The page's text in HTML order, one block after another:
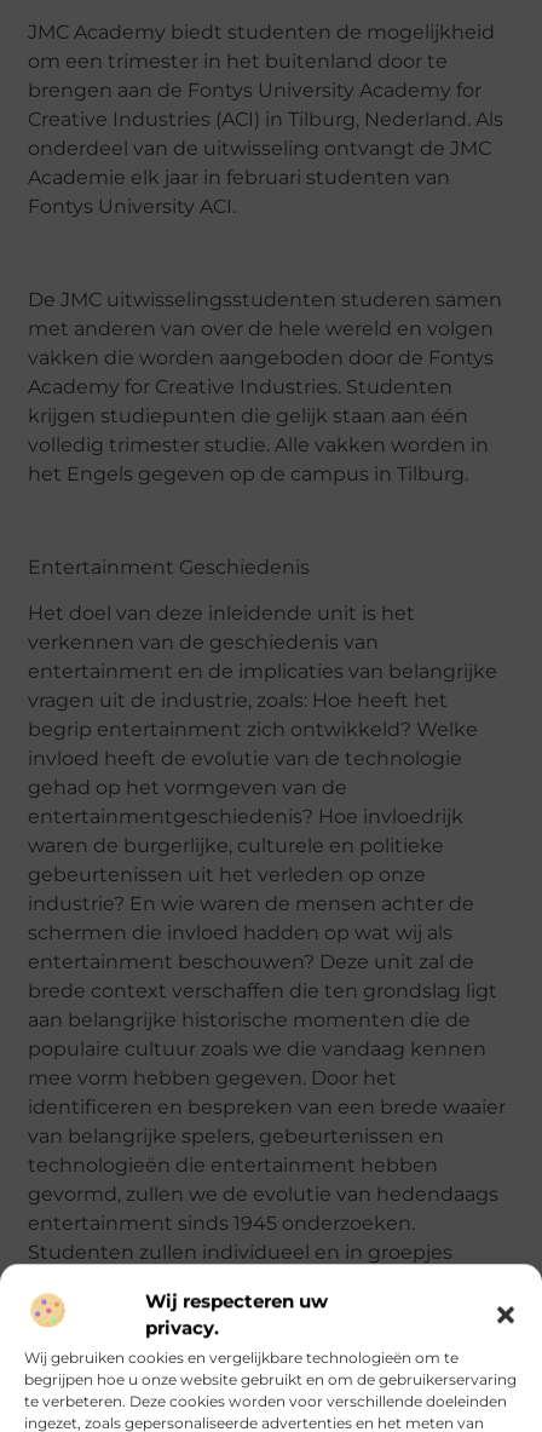
Wij respecteren uw
privacy.
Wij gebruiken cookies en vergelijkbare technologieën om te
begrijpen hoe u onze website gebruikt en om de gebruikerservaring
te verbeteren. Deze cookies worden voor verschillende doeleinden
ingezet, zoals gepersonaliseerde advertenties en het meten van
JMC Academy biedt studenten de mogelijkheid
om een trimester in het buitenland door te
brengen aan de Fontys University Academy for
Creative Industries (ACI) in Tilburg, Nederland. Als
onderdeel van de uitwisseling ontvangt de JMC
Academie elk jaar in februari studenten van
Fontys University ACI.
De JMC uitwisselingsstudenten studeren samen
met anderen van over de hele wereld en volgen
vakken die worden aangeboden door de Fontys
Academy for Creative Industries. Studenten
krijgen studiepunten die gelijk staan aan één
volledig trimester studie. Alle vakken worden in
het Engels gegeven op de campus in Tilburg.
Entertainment Geschiedenis
Het doel van deze inleidende unit is het
verkennen van de geschiedenis van
entertainment en de implicaties van belangrijke
vragen uit de industrie, zoals: Hoe heeft het
begrip entertainment zich ontwikkeld? Welke
invloed heeft de evolutie van de technologie
gehad op het vormgeven van de
entertainmentgeschiedenis? Hoe invloedrijk
waren de burgerlijke, culturele en politieke
gebeurtenissen uit het verleden op onze
industrie? En wie waren de mensen achter de
schermen die invloed hadden op wat wij als
entertainment beschouwen? Deze unit zal de
brede context verschaffen die ten grondslag ligt
aan belangrijke historische momenten die de
populaire cultuur zoals we die vandaag kennen
mee vorm hebben gegeven. Door het
identificeren en bespreken van een brede waaier
van belangrijke spelers, gebeurtenissen en
technologieën die entertainment hebben
gevormd, zullen we de evolutie van hedendaags
entertainment sinds 1945 onderzoeken.
Studenten zullen individueel en in groepjes
van de entertainmentindustrie zich doorheen de
geschiedenis internationaal en in Australië heeft
ontwikkeld.